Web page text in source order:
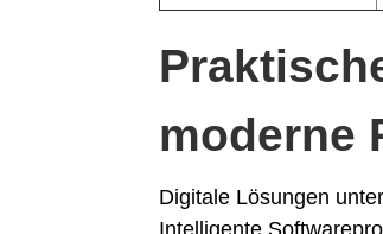
moderne
Digitale Lösungen